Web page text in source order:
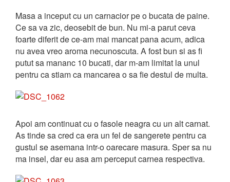
Masa a inceput cu un carnacior pe o bucata de paine.
Ce sa va zic, deosebit de bun. Nu mi-a parut ceva
foarte diferit de ce-am mai mancat pana acum, adica
nu avea vreo aroma necunoscuta. A fost bun si as fi
putut sa mananc 10 bucati, dar m-am limitat la unul
pentru ca stiam ca mancarea o sa fie destul de multa.
Apoi am continuat cu o fasole neagra cu un alt carnat.
As tinde sa cred ca era un fel de sangerete pentru ca
gustul se asemana intr-o oarecare masura. Sper sa nu
ma insel, dar eu asa am perceput carnea respectiva.